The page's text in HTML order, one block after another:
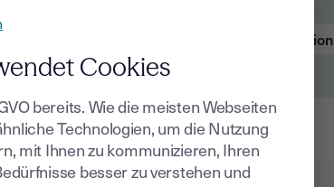
Innovation und digitale Transformation
Cookies
bereits. Wie die meisten Webseiten
Technologien, um die Nutzung
mit Ihnen zu kommunizieren, Ihren
besser zu verstehen und